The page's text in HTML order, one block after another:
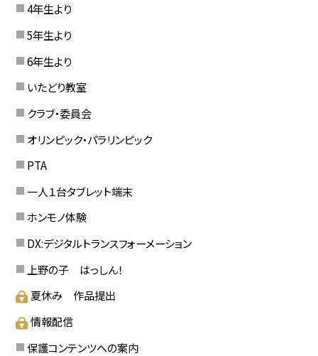
4年生より
5年生より
6年生より
いたどり教室
クラブ・委員会
オリンピック・パラリンピック
PTA
一人１台タブレット端末
ホンモノ体験
DX:デジタルトランスフォーメーション
上野の子 はっしん！
夏休み 作品提出
情報配信
保護コンテンツへの案内